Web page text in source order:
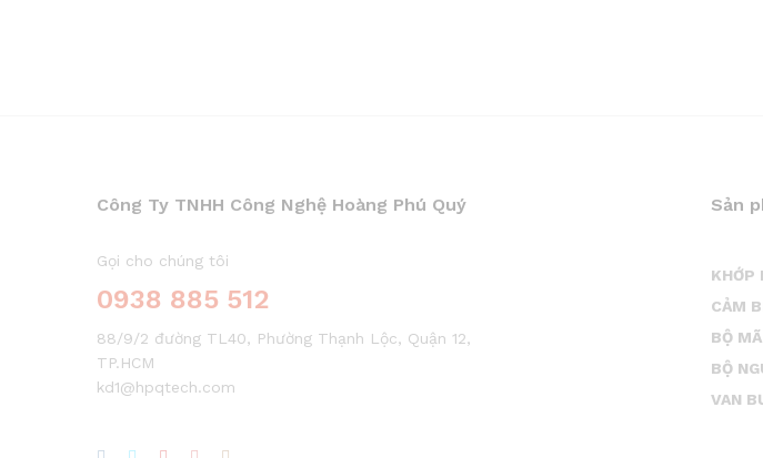
Công Ty TNHH Công Nghệ Hoàng Phú Quý
Gọi cho chúng tôi
0938 885 512
88/9/2 đường TL40, Phường Thạnh Lộc, Quận 12,
TP.HCM
kd1@hpqtech.com
Sản
KHỚP
CẢM
BỘ
BỘ
VAN